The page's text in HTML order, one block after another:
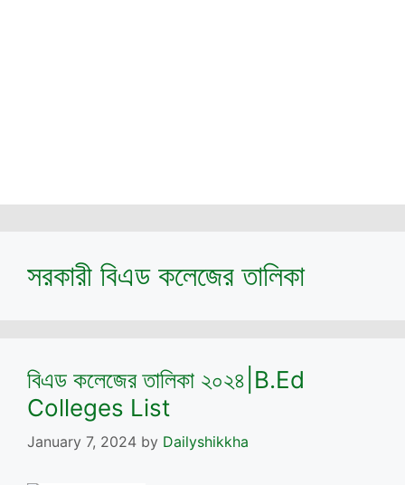
সরকারী বিএড কলেজের তালিকা
বিএড কলেজের তালিকা ২০২৪|B.Ed
Colleges List
January 7, 2024 by Dailyshikkha